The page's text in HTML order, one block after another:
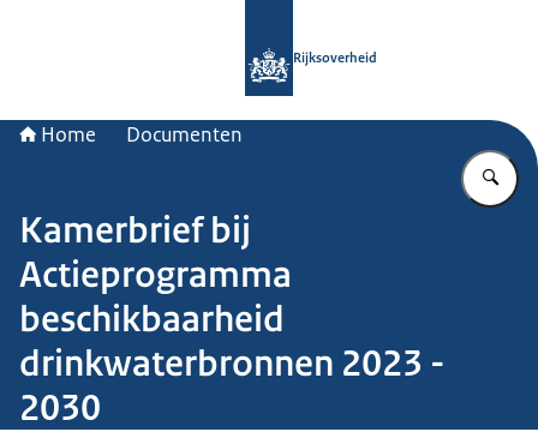
Rijksoverheid
Home Documenten
Kamerbrief bij
Actieprogramma
beschikbaarheid
drinkwaterbronnen 2023 -
2030